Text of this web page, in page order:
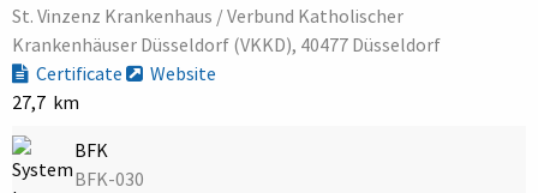
St. Vinzenz Krankenhaus / Verbund Katholischer
Krankenhäuser Düsseldorf (VKKD), 40477 Düsseldorf
Certificate
Website
27,7 km
BFK
BFK-030